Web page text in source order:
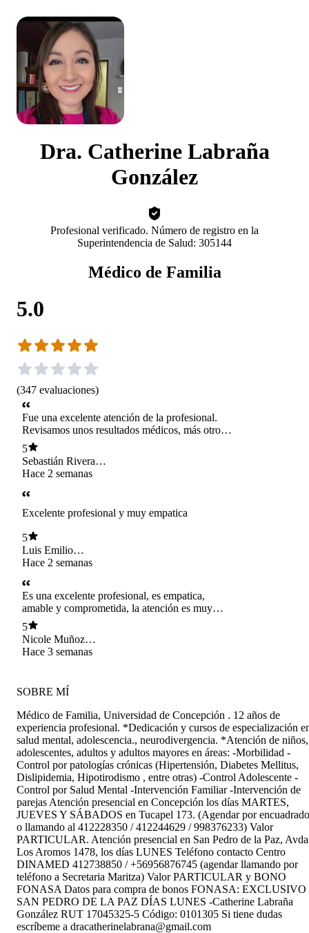
Dra. Catherine Labraña
González
Profesional verificado. Número de registro en la
Superintendencia de Salud: 305144
Médico de Familia
5.0
(347 evaluaciones)
Fue una excelente atención de la profesional.
Revisamos unos resultados médicos, más otros
temas de salud mental de forma detallada y
constructiva. Siempre es un agrado atenderse
con ella
5
Sebastián Rivera
Figueroa
Hace 2 semanas
Excelente profesional y muy empatica
5
Luis Emilio
González Romero
Hace 2 semanas
Es una excelente profesional, es empatica,
amable y comprometida, la atención es muy
5
Nicole Muñoz
Peralta
Hace 3 semanas
SOBRE MÍ
Médico de Familia, Universidad de Concepción . 12 años de
experiencia profesional. *Dedicación y cursos de especialización
salud mental, adolescencia., neurodivergencia. *Atención de niños,
adolescentes, adultos y adultos mayores en áreas: -Morbilidad -
Control por patologías crónicas (Hipertensión, Diabetes Mellitus,
Dislipidemia, Hipotirodismo , entre otras) -Control Adolescente -
Control por Salud Mental -Intervención Familiar -Intervención de
parejas Atención presencial en Concepción los días MARTES,
JUEVES Y SÁBADOS en Tucapel 173. (Agendar por encuadrado
o llamando al 412228350 / 412244629 / 998376233) Valor
PARTICULAR. Atención presencial en San Pedro de la Paz,
Los Aromos 1478, los días LUNES Teléfono contacto Centro
DINAMED 412738850 / +56956876745 (agendar llamando por
teléfono a Secretaria Maritza) Valor PARTICULAR y BONO
FONASA Datos para compra de bonos FONASA: EXCLUSIVO
SAN PEDRO DE LA PAZ DÍAS LUNES -Catherine Labraña
González RUT 17045325-5 Código: 0101305 Si tiene dudas
escríbeme a dracatherinelabrana@gmail.com